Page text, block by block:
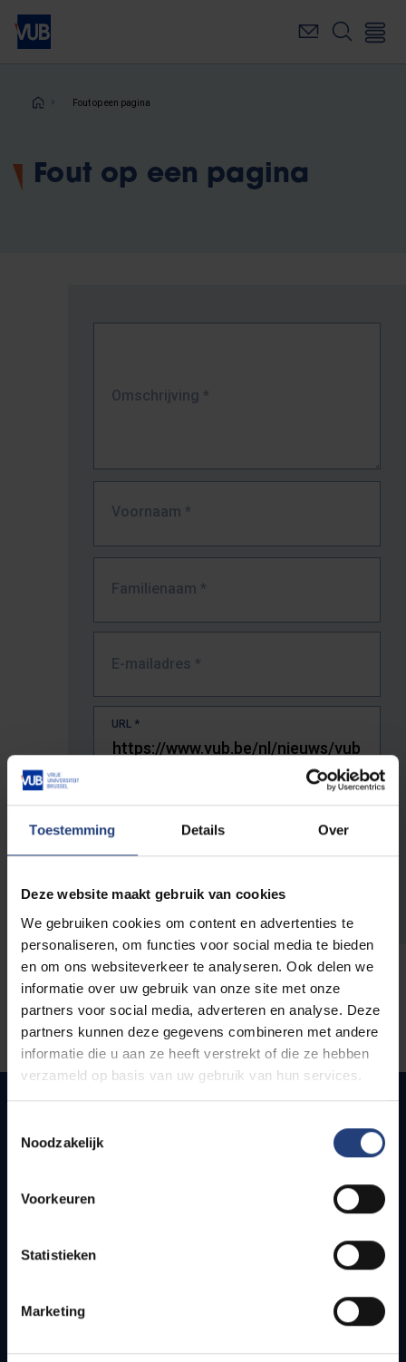
Toestemming Details Over
Deze website maakt gebruik van cookies
We gebruiken cookies om content en advertenties te
personaliseren, om functies voor social media te bieden
en om ons websiteverkeer te analyseren. Ook delen we
informatie over uw gebruik van onze site met onze
partners voor social media, adverteren en analyse. Deze
partners kunnen deze gegevens combineren met andere
informatie die u aan ze heeft verstrekt of die ze hebben
verzameld op basis van uw gebruik van hun services.
Noodzakelijk
Voorkeuren
Statistieken
Marketing
Overslaan
naar
inhoudKruimelpad
Fout op een pagina
Fout op een pagina
Omschrijving *
Voornaam *
Familienaam *
E-mailadres *
URL *
De volledige URL van de pagina waar je de fout zag.
Snel naar
Bereikbaarheid